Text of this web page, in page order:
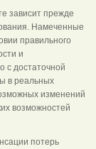
зависит прежде
Намеченные
правильного
и
с достаточной
в реальных
изменений
возможностей
потерь